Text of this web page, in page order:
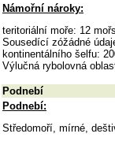
Námořní nároky:
teritoriální moře: 12
Sousedící zóžádné
kontinentálního šelfu:
Výlučná rybolovná
Podnebí
Podnebí:
Středomoří, mírné,